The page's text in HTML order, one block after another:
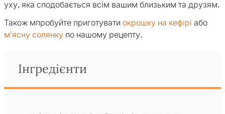
уху, яка сподобається всім вашим близьким та друзям.
Також мпробуйте приготувати окрошку на кефірі або
м’ясну солянку по нашому рецепту.
Інгредієнти